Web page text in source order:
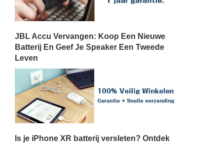
JBL Accu Vervangen: Koop Een Nieuwe
Batterij En Geef Je Speaker Een Tweede
Leven
Is je iPhone XR batterij versleten? Ontdek